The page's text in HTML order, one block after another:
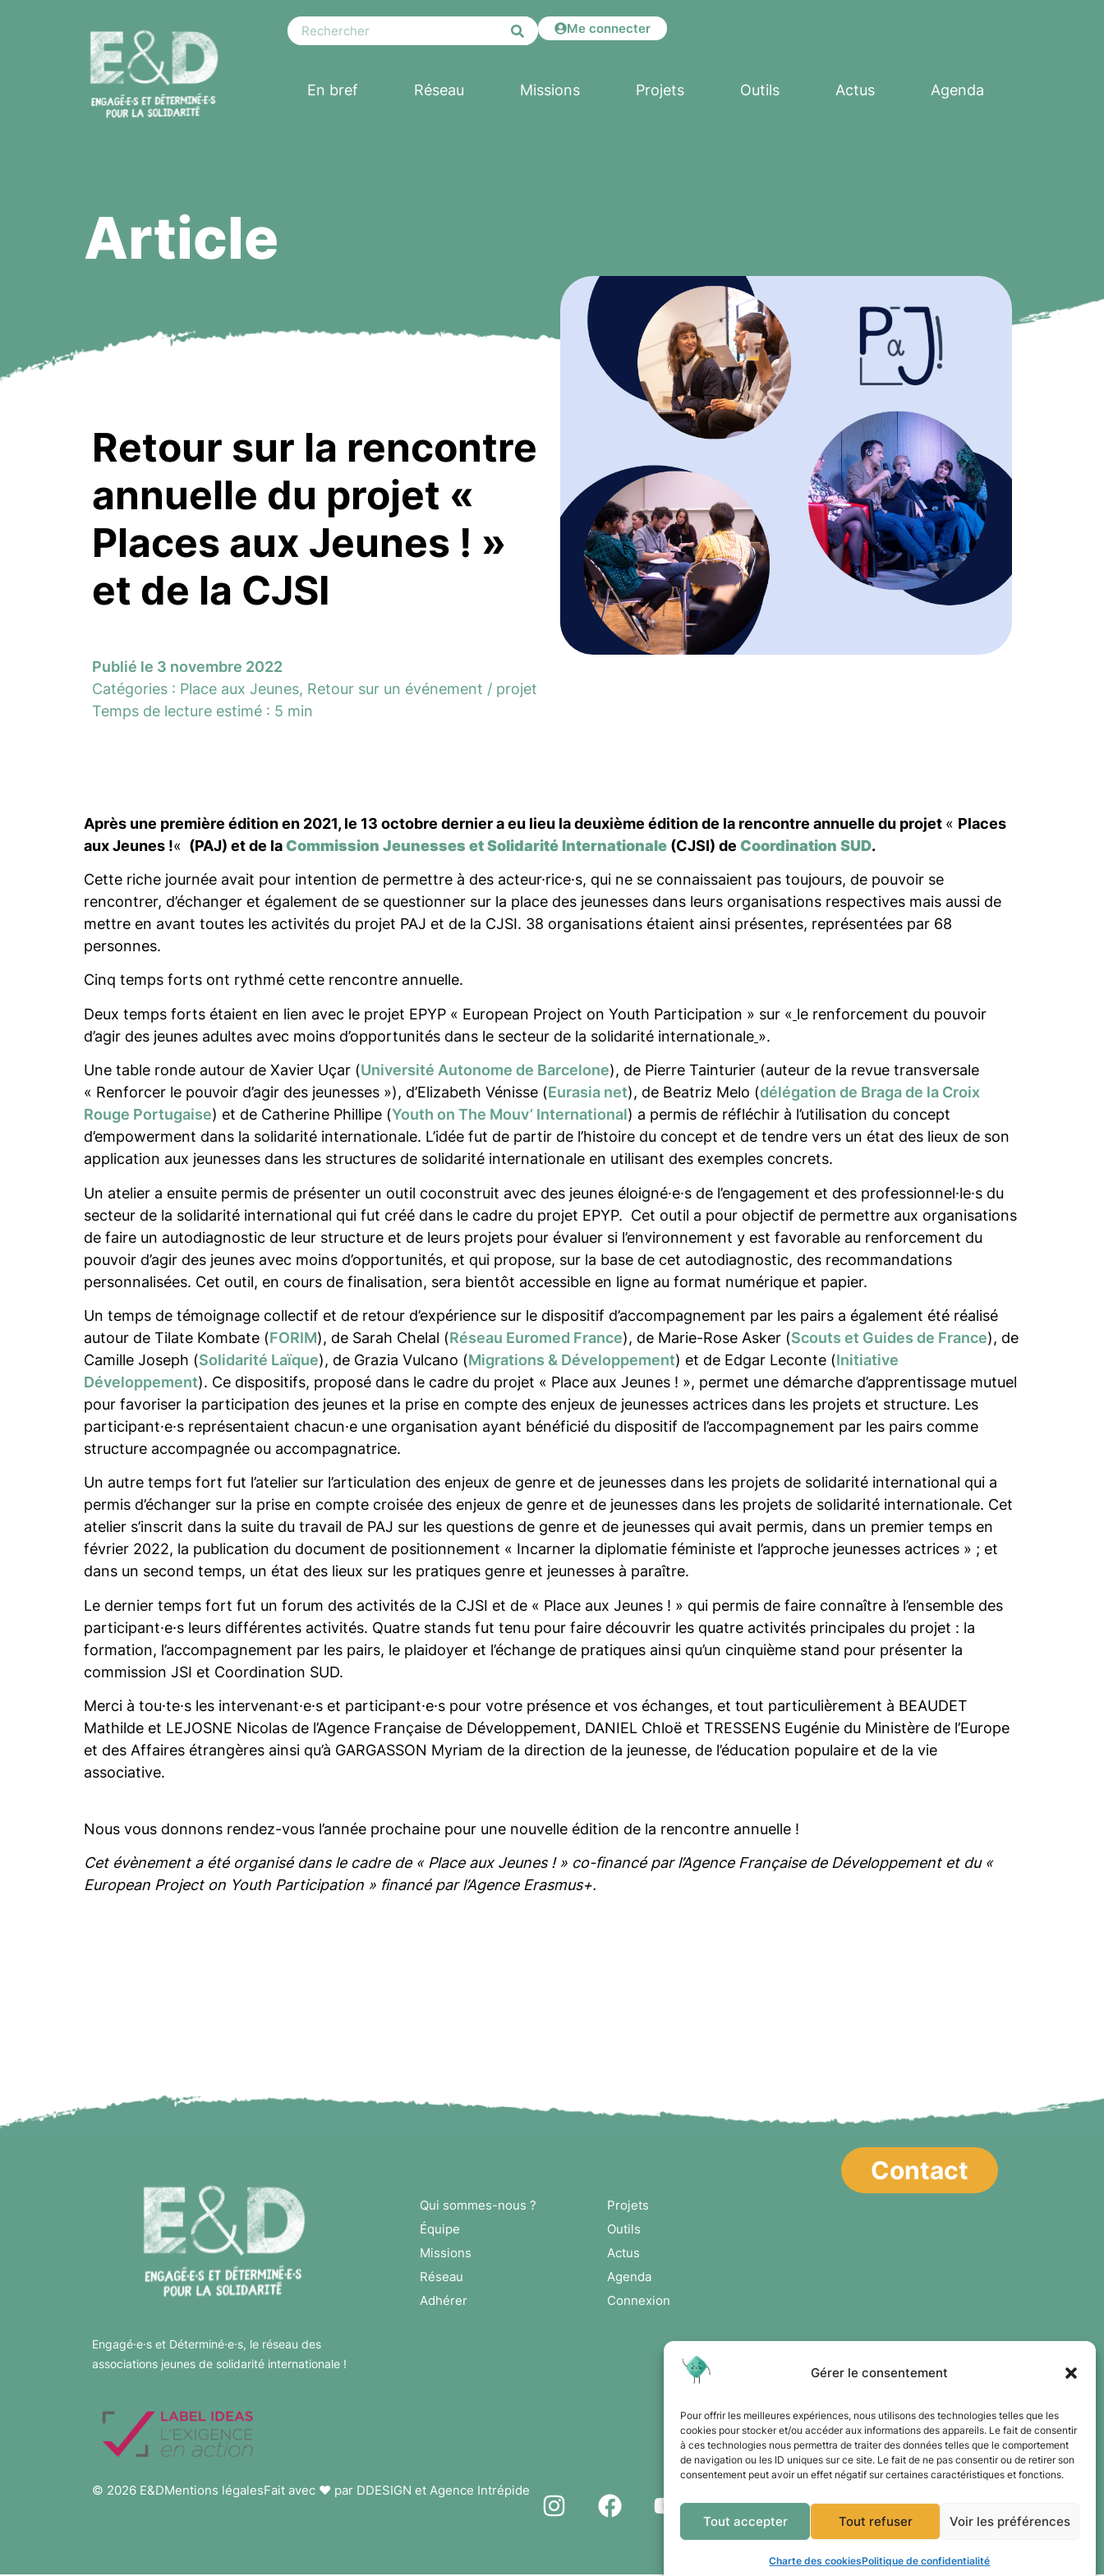
Gérer le consentement
Pour offrir les meilleures expériences, nous utilisons des technologies telles que les
cookies pour stocker et/ou accéder aux informations des appareils. Le fait de consentir
à ces technologies nous permettra de traiter des données telles que le comportement
de navigation ou les ID uniques sur ce site. Le fait de ne pas consentir ou de retirer son
consentement peut avoir un effet négatif sur certaines caractéristiques et fonctions.
Tout accepter Tout refuser Voir les préférences
Charte des cookiesPolitique de confidentialité
Me connecter
En bref Réseau Missions Projets Outils Actus Agenda
Article
Retour sur la rencontre
annuelle du projet «
Places aux Jeunes ! »
et de la CJSI
Publié le 3 novembre 2022
Catégories : Place aux Jeunes, Retour sur un événement / projet
Temps de lecture estimé : 5 min
Après une première édition en 2021, le 13 octobre dernier a eu lieu la deuxième édition de la rencontre annuelle du projet « Places
aux Jeunes !« (PAJ) et de laCommission Jeunesses et Solidarité Internationale (CJSI) de Coordination SUD.
Cette riche journée avait pour intention de permettre à des acteur·rice·s, qui ne se connaissaient pas toujours, de pouvoir se
rencontrer, d’échanger et également de se questionner sur la place des jeunesses dans leurs organisations respectives mais aussi de
mettre en avant toutes les activités du projet PAJ et de la CJSI. 38 organisations étaient ainsi présentes, représentées par 68
personnes.
Cinq temps forts ont rythmé cette rencontre annuelle.
Deux temps forts étaient en lien avec le projet EPYP « European Project on Youth Participation » sur « le renforcement du pouvoir
d’agir des jeunes adultes avec moins d’opportunités dans le secteur de la solidarité internationale ».
Une table ronde autour de Xavier Uçar (Université Autonome de Barcelone), de Pierre Tainturier (auteur de la revue transversale
« Renforcer le pouvoir d’agir des jeunesses »), d’Elizabeth Vénisse (Eurasia net), de Beatriz Melo (délégation de Braga de la Croix
Rouge Portugaise) et de Catherine Phillipe (Youth on The Mouv’ International) a permis de réfléchir à l’utilisation du concept
d’empowerment dans la solidarité internationale. L’idée fut de partir de l’histoire du concept et de tendre vers un état des lieux de son
application aux jeunesses dans les structures de solidarité internationale en utilisant des exemples concrets.
Un atelier a ensuite permis de présenter un outil coconstruit avec des jeunes éloigné·e·s de l’engagement et des professionnel·le·s du
secteur de la solidarité international qui fut créé dans le cadre du projet EPYP. Cet outil a pour objectif de permettre aux organisations
de faire un autodiagnostic de leur structure et de leurs projets pour évaluer si l’environnement y est favorable au renforcement du
pouvoir d’agir des jeunes avec moins d’opportunités, et qui propose, sur la base de cet autodiagnostic, des recommandations
personnalisées. Cet outil, en cours de finalisation, sera bientôt accessible en ligne au format numérique et papier.
Un temps de témoignage collectif et de retour d’expérience sur le dispositif d’accompagnement par les pairs a également été réalisé
autour de Tilate Kombate (FORIM), de Sarah Chelal (Réseau Euromed France), de Marie-Rose Asker (Scouts et Guides de France), de
Camille Joseph (Solidarité Laïque), de Grazia Vulcano (Migrations & Développement) et de Edgar Leconte (Initiative
Développement). Ce dispositifs, proposé dans le cadre du projet « Place aux Jeunes ! », permet une démarche d’apprentissage mutuel
pour favoriser la participation des jeunes et la prise en compte des enjeux de jeunesses actrices dans les projets et structure. Les
participant·e·s représentaient chacun·e une organisation ayant bénéficié du dispositif de l’accompagnement par les pairs comme
structure accompagnée ou accompagnatrice.
Un autre temps fort fut l’atelier sur l’articulation des enjeux de genre et de jeunesses dans les projets de solidarité international qui a
permis d’échanger sur la prise en compte croisée des enjeux de genre et de jeunesses dans les projets de solidarité internationale. Cet
atelier s’inscrit dans la suite du travail de PAJ sur les questions de genre et de jeunesses qui avait permis, dans un premier temps en
février 2022, la publication du document de positionnement « Incarner la diplomatie féministe et l’approche jeunesses actrices » ; et
dans un second temps, un état des lieux sur les pratiques genre et jeunesses à paraître.
Le dernier temps fort fut un forum des activités de la CJSI et de « Place aux Jeunes ! » qui permis de faire connaître à l’ensemble des
participant·e·s leurs différentes activités. Quatre stands fut tenu pour faire découvrir les quatre activités principales du projet : la
formation, l’accompagnement par les pairs, le plaidoyer et l’échange de pratiques ainsi qu’un cinquième stand pour présenter la
commission JSI et Coordination SUD.
Merci à tou·te·s les intervenant·e·s et participant·e·s pour votre présence et vos échanges, et tout particulièrement à BEAUDET
Mathilde et LEJOSNE Nicolas de l’Agence Française de Développement, DANIEL Chloë et TRESSENS Eugénie du Ministère de l’Europe
et des Affaires étrangères ainsi qu’à GARGASSON Myriam de la direction de la jeunesse, de l’éducation populaire et de la vie
associative.
Nous vous donnons rendez-vous l’année prochaine pour une nouvelle édition de la rencontre annuelle !
Cet évènement a été organisé dans le cadre de « Place aux Jeunes ! » co-financé par l’Agence Française de Développement et du «
European Project on Youth Participation » financé par l’Agence Erasmus+.
Engagé·e·s et Déterminé·e·s, le réseau des
associations jeunes de solidarité internationale !
Qui sommes-nous ?
Équipe
Missions
Réseau
Adhérer
Projets
Outils
Actus
Agenda
Connexion
Contact
© 2026 E&DMentions légalesFait avec ❤️ par DDESIGN et Agence Intrépide